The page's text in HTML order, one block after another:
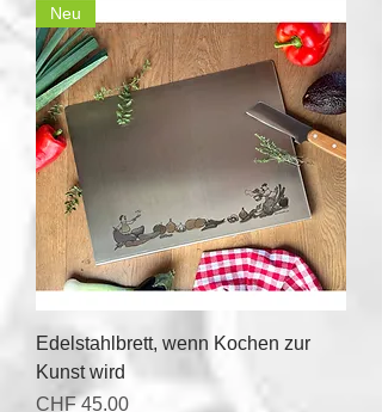
Neu
Edelstahlbrett, wenn Kochen zur
Kunst wird
Price
CHF 45.00